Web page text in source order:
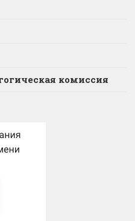
комиссия